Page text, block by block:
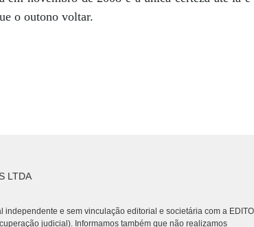
o outono voltar.
LTDA
independente e sem vinculação editorial e societária com a
judicial). Informamos também que não realizamos